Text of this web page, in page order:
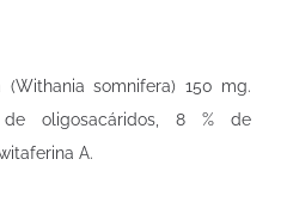
somnifera) 150 mg.
oligosacáridos, 8 % de
A.